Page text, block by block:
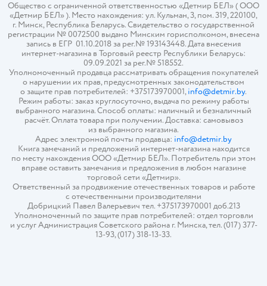
Общество с ограниченной ответственностью «Детмир БЕЛ» ( ООО
«Детмир БЕЛ» ). Место нахождения: ул. Кульман, 3, пом. 319, 220100,
г. Минск, Республика Беларусь. Свидетельство о государственной
регистрации № 0072500 выдано Минским горисполкомом, внесена
запись в ЕГР 01.10.2018 за рег.№ 193143448. Дата внесения
интернет-магазина в Торговый реестр Республики Беларусь:
09.09.2021 за рег.№ 518552.
Уполномоченный продавца рассматривать обращения покупателей
о нарушении их прав, предусмотренных законодательством
о защите прав потребителей: +375173970001,info@detmir.by.
Режим работы: заказ круглосуточно, выдача по режиму работы
выбранного магазина. Способ оплаты: наличный и безналичный
расчёт. Оплата товара при получении. Доставка: самовывоз
из выбранного магазина.
Адрес электронной почты продавца: info@detmir.by
Книга замечаний и предложений интернет-магазина находится
по месту нахождения ООО «Детмир БЕЛ». Потребитель при этом
вправе оставить замечания и предложения в любом магазине
торговой сети «Детмир».
Ответственный за продвижение отечественных товаров и работе
с отечественными производителями
Добрицкий Павел Валерьевич тел. +375173970001 доб.213
Уполномоченный по защите прав потребителей: отдел торговли
и услуг Администрация Советского района г. Минска, тел. (017) 377-
13-93, (017) 318-13-33.